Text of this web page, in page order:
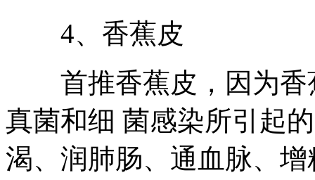
4、香蕉皮
首推香蕉皮，因为香
真菌和细 菌感染所引起
渴、润肺肠、通血脉、